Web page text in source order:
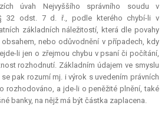
úvah Nejvyššího správního soudu v
32 odst. 7 d. ř., podle kterého chybí-li v
základních náležitostí, která dle povahy
nebo odůvodnění v případech, kdy
li jen o zřejmou chybu v psaní či počítání,
rozhodnutí. Základním údajem ve smyslu
pak rozumí mj. i výrok s uvedením právních
rozhodováno, a jde-li o peněžité plnění, také
banky, na nějž má být částka zaplacena.